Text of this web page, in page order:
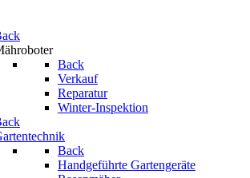
Back
Verkauf
Reparatur
Winter-Inspektion
Back
Handgeführte Gartengeräte